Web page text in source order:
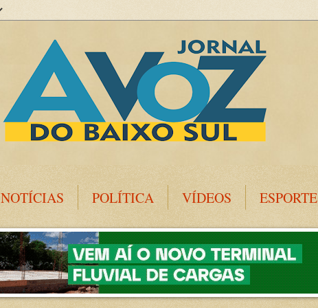
NOTÍCIAS POLÍTICA VÍDEOS ESPORTE